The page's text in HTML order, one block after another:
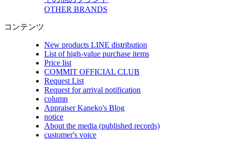
OTHER BRANDS
コンテンツ
New products LINE distribution
List of high-value purchase items
Price list
COMMIT OFFICIAL CLUB
Request List
Request for arrival notification
column
Appraiser Kaneko's Blog
notice
About the media (published records)
customer's voice